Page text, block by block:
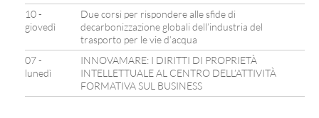
10 -
giovedì
Due corsi per rispondere alle sfide di
decarbonizzazione globali dell’industria del
trasporto per le vie d’acqua
07 -
lunedì
INNOVAMARE: I DIRITTI DI PROPRIETÀ
INTELLETTUALE AL CENTRO DELL’ATTIVITÀ
FORMATIVA SUL BUSINESS